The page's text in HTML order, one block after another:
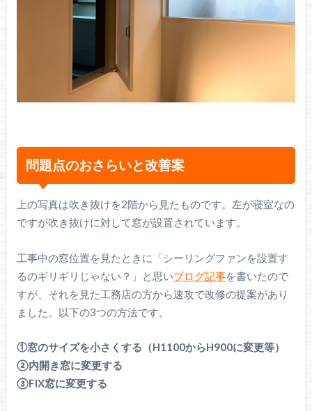
問題点のおさらいと改善案
上の写真は吹き抜けを2階から見たものです。左が寝室なの
ですが吹き抜けに対して窓が設置されています。
工事中の窓位置を見たときに「シーリングファンを設置す
るのギリギリじゃない？」と思いブログ記事を書いたので
すが、それを見た工務店の方から速攻で改修の提案があり
ました。以下の3つの方法です。
①窓のサイズを小さくする（H1100からH900に変更等）
②内開き窓に変更する
③FIX窓に変更する